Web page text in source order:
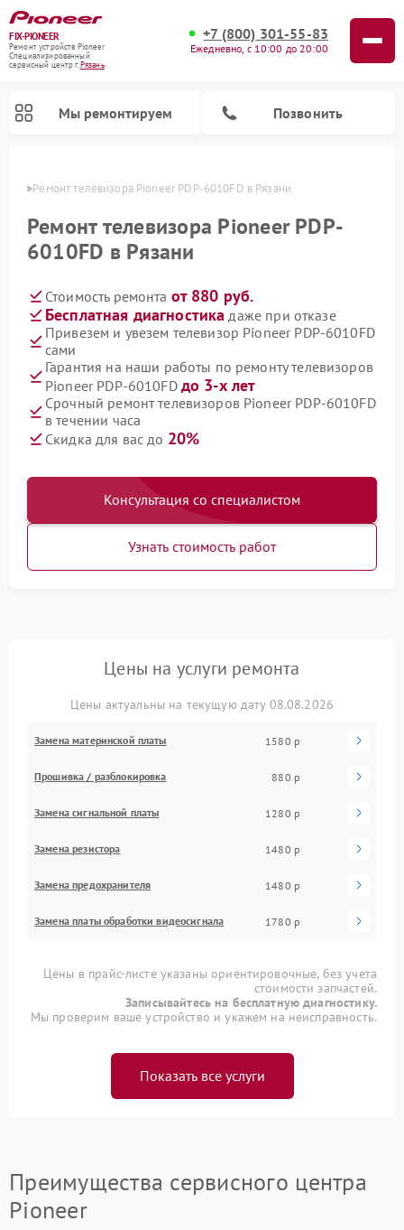
FIX-PIONEER
Ремонт устройств Pioneer
Специализированный
cервисный центр г.Рязань
+7 (800) 301-55-83
Ежедневно, с 10:00 до 20:00
Мы ремонтируем Позвонить
Ремонт телевизора Pioneer PDP-6010FD в Рязани
Ремонт телевизора Pioneer PDP-
6010FD в Рязани
Стоимость ремонта от 880 руб.
Бесплатная диагностика даже при отказе
Привезем и увезем телевизор Pioneer PDP-6010FD
сами
Гарантия на наши работы по ремонту телевизоров
Pioneer PDP-6010FD до 3-х лет
Срочный ремонт телевизоров Pioneer PDP-6010FD
в течении часа
Скидка для вас до 20%
Консультация со специалистом
Узнать стоимость работ
Цены на услуги ремонта
Цены актуальны на текущую дату 08.08.2026
Замена материнской платы 1580 р
Прошивка / разблокировка 880 р
Замена сигнальной платы 1280 р
Замена резистора 1480 р
Замена предохранителя 1480 р
Замена платы обработки видеосигнала 1780 р
Цены в прайс-листе указаны ориентировочные, без учета
стоимости запчастей.
Записывайтесь на бесплатную диагностику.
Мы проверим ваше устройство и укажем на неисправность.
Показать все услуги
Преимущества сервисного центра
Pioneer